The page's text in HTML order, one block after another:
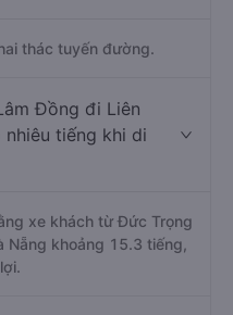
thác tuyến đường.
Đồng đi Liên
tiếng khi di
xe khách từ Đức Trọng
khoảng 15.3 tiếng,